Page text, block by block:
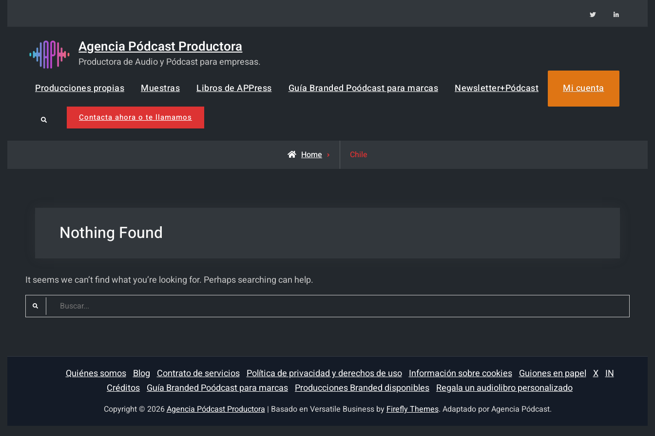
TW IN
Agencia Pódcast Productora
Productora de Audio y Pódcast para empresas.
Producciones propias
Muestras Libros de APPress Guía Branded Poódcast para marcas Newsletter+Pódcast Mi cuenta
Search Contacta ahora o te llamamos
Home
Posts
Chile
Nothing Found
It seems we can’t find what you’re looking for. Perhaps searching can help.
Search
for:
Quiénes somos Blog Contrato de servicios Política de privacidad y derechos de uso Información sobre cookies Guiones en papel X IN
Créditos Guía Branded Poódcast para marcas Producciones Branded disponibles Regala un audiolibro personalizado
Copyright © 2026Agencia Pódcast Productora| Basado en Versatile Business byFirefly Themes. Adaptado por Agencia Pódcast.